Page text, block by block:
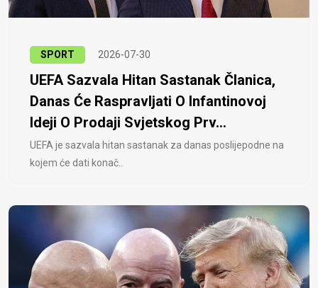
SPORT 2026-07-30
UEFA Sazvala Hitan Sastanak Članica,
Danas Će Raspravljati O Infantinovoj
Ideji O Prodaji Svjetskog Prv...
UEFA je sazvala hitan sastanak za danas poslijepodne na
kojem će dati konač..